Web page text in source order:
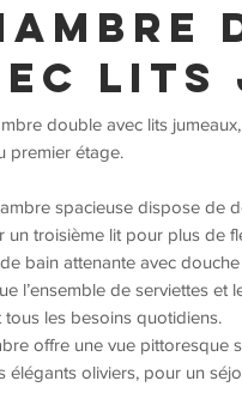
lits
double avec lits
premier étage.
spacieuse dispose de
un troisième lit pour plus de
bain attenante avec
l’ensemble de serviettes et
tous les besoins quotidiens.
offre une vue pittoresque
élégants oliviers, pour un